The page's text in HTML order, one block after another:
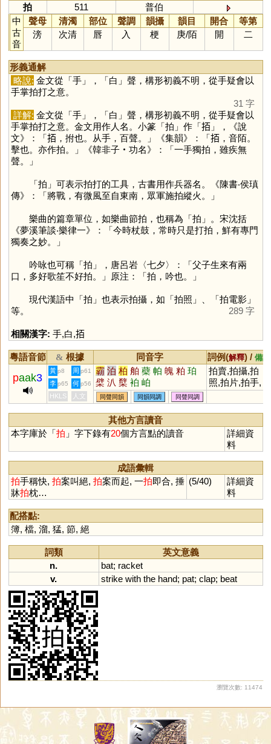
拍
511
普伯
中
古
音
聲母 清濁 部位 聲調 韻攝 韻目 開合
等第
滂
次清 唇 入 梗 庚/陌 開 二
形義通解
略說: 金文從「手」，「白 」聲，構形初義不明，從手疑會以
手掌拍打之意。
31 字
詳解: 金文從「手」，「白 」聲，構形初義不明，從手疑會以
手掌拍打之意。金文用作人名。小篆「拍 」作「𢫦」，《說
文》：「𢫦，拊也。从手，百聲。」《集韻》：「𢫦，音陌。
擊也。亦作拍。」《韓非子‧功名》：「一手獨拍，雖疾無
聲。」
「拍 」可表示拍打的工具，古書用作兵器名。《陳書‧侯瑱
傳》：「將戰，有微風至自東南，眾軍施拍縱火。」
樂曲的篇章單位，如樂曲節拍，也稱為「拍 」。宋沈括
《夢溪筆談‧樂律一》：「今時杖鼓，常時只是打拍，鮮有專門
獨奏之妙。」
吟咏也可稱「拍 」，唐呂岩〈七夕〉：「父子生來有兩
口，多好歌笙不好拍。」原注：「拍，吟也。」
現代漢語中「拍 」也表示拍攝，如「拍照」、「拍電影」
等。
289 字
相關漢字: 手,白,𢫦
粵語音節 & 根據 同音字 詞例(解釋) / 備註
paak3
黃 p8 周 p61 霸 泊 柏 舶 蘗 帕 魄 粕 珀
檗 汃 櫱 袙 岶
拍賣,拍攝,拍
照,拍片,拍手,
拍打,拍掌
李 p65 何 p56
HKLS 人文 同聲同韻 同韻同調 同聲同調
其他方言讀音
本字庫於「拍 」字下錄有20個方言點的讀音
詳細資
料
成語彙輯
拍手稱快, 拍案叫絕, 拍案而起, 一拍即合, 捶
牀拍枕…
(5/40)
詳細資
料
配搭點:
簿, 檔, 溜, 猛, 節, 絕
詞類
英文意義
n.
bat; racket
v.
strike with the hand; pat; clap; beat
瀏覽次數: 11474